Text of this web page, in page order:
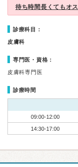
待ち時間長くてもオス
診療科目：
皮膚科
専門医・資格：
皮膚科専門医
診療時間
09:00-12:00
14:30-17:00